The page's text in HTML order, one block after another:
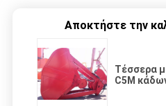
Αποκτήστε την
Τέσσερα
C5M